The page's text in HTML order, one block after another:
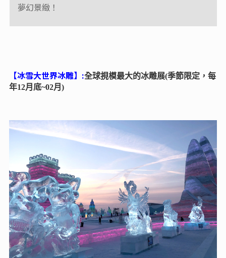
夢幻景緻！
【冰雪大世界冰雕】:全球挸模最大的冰雕展(季節限定，每
年12月底~02月)